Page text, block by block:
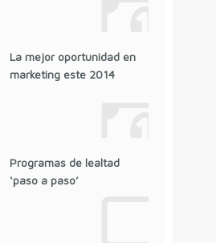
La mejor oportunidad en
marketing este 2014
Programas de lealtad
‘paso a paso’